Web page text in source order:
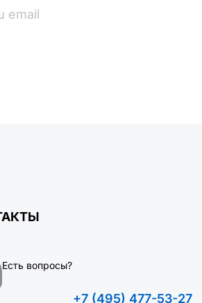
Есть вопросы?
+7 (495) 477-53-27